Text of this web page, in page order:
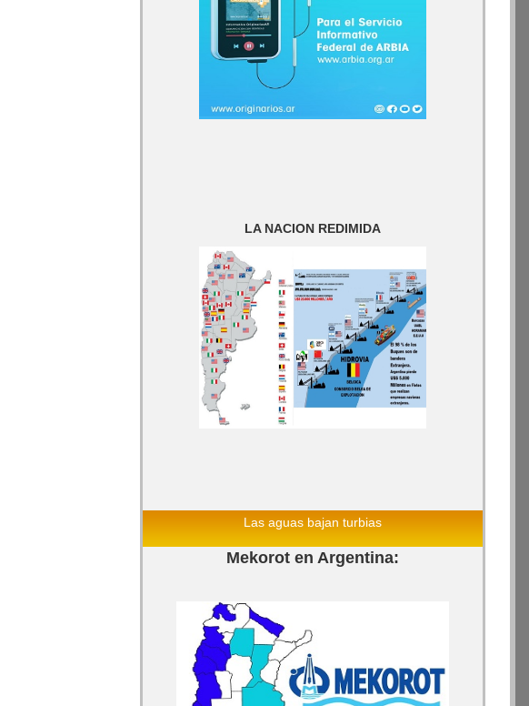
LA NACION REDIMIDA
Las aguas bajan turbias
Mekorot en Argentina: